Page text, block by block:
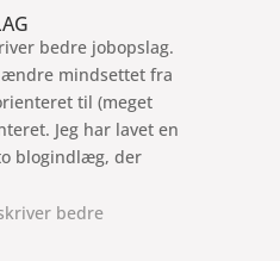
bedre jobopslag.
mindsettet fra
til (meget
Jeg har lavet en
blogindlæg, der
bedre